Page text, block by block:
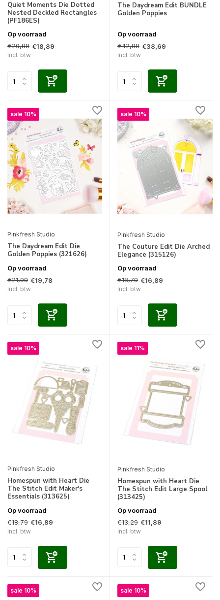
Quiet Moments Die Dotted
Nested Deckled Rectangles
(PF186ES)
Op voorraad
€20,99 €18,89
Incl. btw
The Daydream Edit BUNDLE
Golden Poppies
Op voorraad
€42,99 €38,69
Incl. btw
sale 10%
Pinkfresh Studio
The Daydream Edit Die
Golden Poppies (321626)
Op voorraad
€21,99 €19,78
Incl. btw
sale 10%
Pinkfresh Studio
The Couture Edit Die Arched
Elegance (315126)
Op voorraad
€18,79 €16,89
Incl. btw
sale 10%
Pinkfresh Studio
Homespun with Heart Die
The Stitch Edit Maker's
Essentials (313625)
Op voorraad
€18,79 €16,89
Incl. btw
sale 11%
Pinkfresh Studio
Homespun with Heart Die
The Stitch Edit Large Spool
(313425)
Op voorraad
€13,29 €11,89
Incl. btw
sale 10% sale 10%